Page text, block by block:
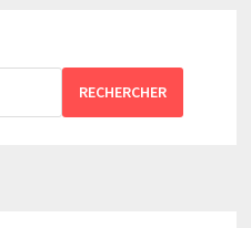
RECHERCHER